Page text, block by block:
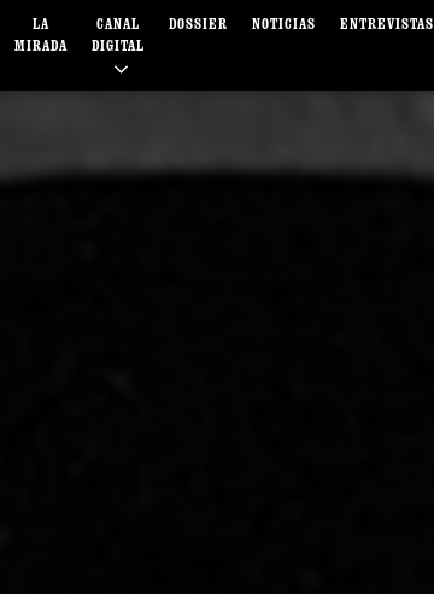
LA
MIRADA
CANAL
DIGITAL
DOSSIER NOTICIAS ENTREVISTAS